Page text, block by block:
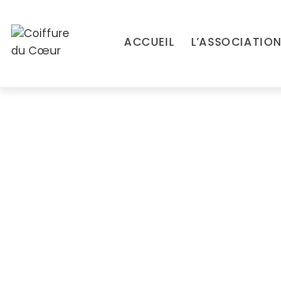
ACCUEIL L’ASSOCIATION